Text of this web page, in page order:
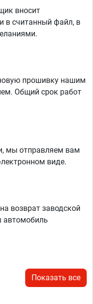
вносит
в считанный файл, в
прошивку нашим
Общий срок работ
мы отправляем вам
виде.
возврат заводской
автомобиль
Показать все